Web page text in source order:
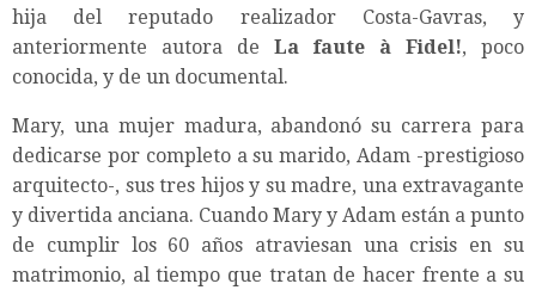
hija del reputado realizador Costa-Gavras, y
anteriormente autora de La faute à Fidel!, poco
conocida, y de un documental.
Mary, una mujer madura, abandonó su carrera para
dedicarse por completo a su marido, Adam -prestigioso
arquitecto-, sus tres hijos y su madre, una extravagante
y divertida anciana. Cuando Mary y Adam están a punto
de cumplir los 60 años atraviesan una crisis en su
matrimonio, al tiempo que tratan de hacer frente a su